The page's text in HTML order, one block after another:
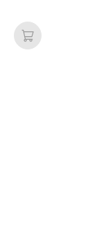
Ajouter au